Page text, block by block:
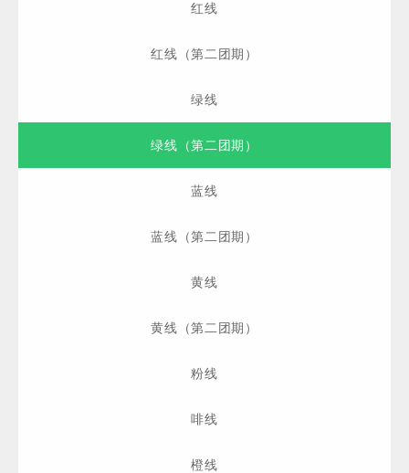
红线
红线（第二团期）
绿线
绿线（第二团期）
蓝线
蓝线（第二团期）
黄线
黄线（第二团期）
粉线
啡线
橙线